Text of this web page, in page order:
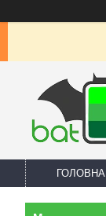
ГОЛОВНА